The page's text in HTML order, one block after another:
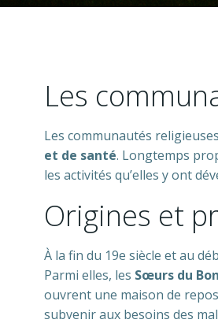
Les
Les communautés
et de santé. Longtemps
les activités qu’elles y ont
Origines et
À la fin du 19e siècle et au
Parmi elles, les Sœurs du
ouvrent une maison de
subvenir aux besoins des